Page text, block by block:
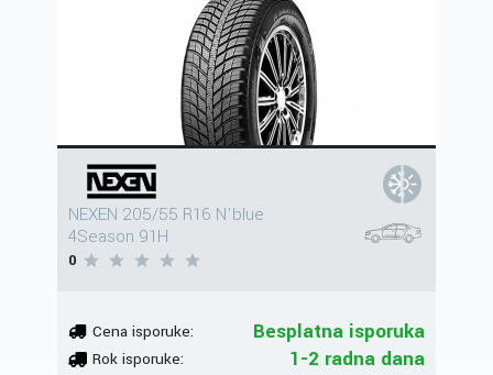
NEXEN 205/55 R16 N'blue
4Season 91H
0
Cena isporuke: Besplatna isporuka
Rok isporuke: 1-2 radna dana